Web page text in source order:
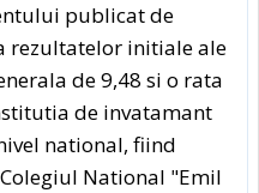
publicat de
rezultatelor initiale ale
de 9,48 si o rata
de invatamant
national, fiind
National "Emil